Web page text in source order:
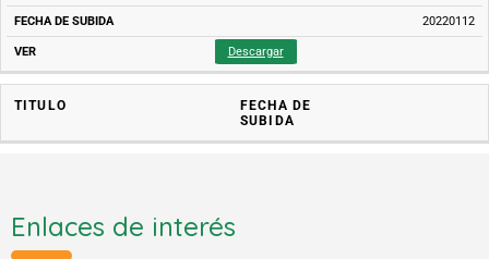
20220112
Descargar
TITULO
FECHA DE
SUBIDA
Enlaces de interés